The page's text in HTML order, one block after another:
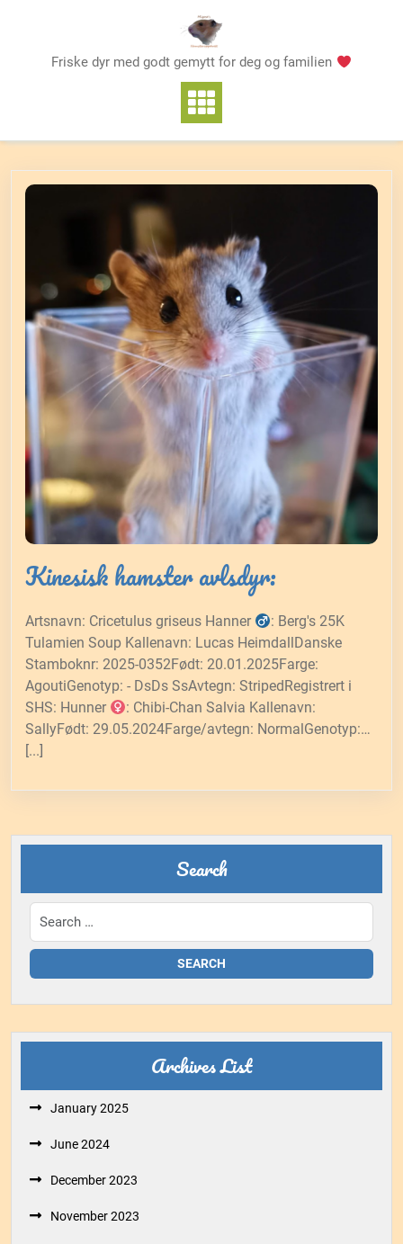
Friske dyr med godt gemytt for deg og familien
Kinesisk hamster avlsdyr:
Artsnavn: Cricetulus griseus Hanner
: Berg's 25K
Tulamien Soup Kallenavn: Lucas HeimdallDanske
Stamboknr: 2025-0352Født: 20.01.2025Farge:
AgoutiGenotyp: - DsDs SsAvtegn: StripedRegistrert i
SHS: Hunner
: Chibi-Chan Salvia Kallenavn:
SallyFødt: 29.05.2024Farge/avtegn: NormalGenotyp:…
[...]
Search
Archives List
January 2025
June 2024
December 2023
November 2023